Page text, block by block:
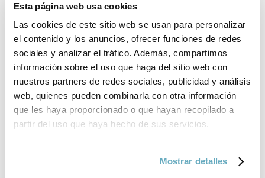
Esta página web usa cookies
Las cookies de este sitio web se usan para personalizar
el contenido y los anuncios, ofrecer funciones de redes
sociales y analizar el tráfico. Además, compartimos
información sobre el uso que haga del sitio web con
nuestros partners de redes sociales, publicidad y análisis
web, quienes pueden combinarla con otra información
que les haya proporcionado o que hayan recopilado a
partir del uso que haya hecho de sus servicios.
Mostrar detalles
Cambio de tiesto - La Vanguardia 19/9/2023
Abrazos - La Vanguardia 5/9/2023
Camino de Santiago - La Vanguardia 1/8/2023
Libertad y perro - La Vanguardia 4/7/2023